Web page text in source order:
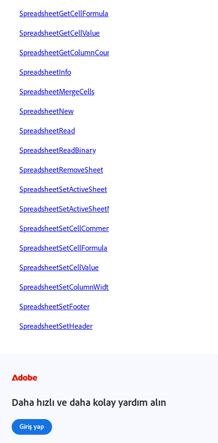
SpreadsheetGetCellFormula
SpreadsheetGetCellValue
SpreadsheetGetColumnCount
SpreadsheetInfo
SpreadsheetMergeCells
SpreadsheetNew
SpreadsheetRead
SpreadsheetReadBinary
SpreadsheetRemoveSheet
SpreadsheetSetActiveSheet
SpreadsheetSetActiveSheetNumber
SpreadsheetSetCellComment
SpreadsheetSetCellFormula
SpreadsheetSetCellValue
SpreadsheetSetColumnWidth
SpreadsheetSetFooter
SpreadsheetSetHeader
Daha hızlı ve daha kolay yardım alın
Giriş yap